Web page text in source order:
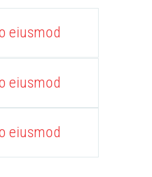
eiusmod
eiusmod
eiusmod